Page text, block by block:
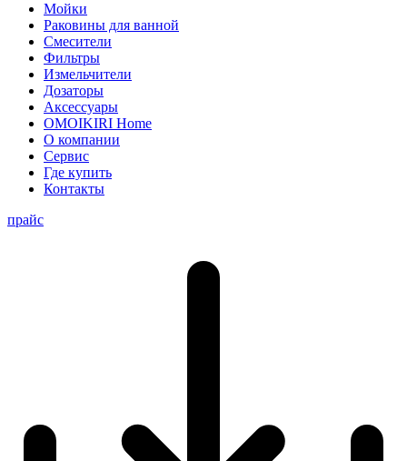
Мойки
Раковины для ванной
Смесители
Фильтры
Измельчители
Дозаторы
Аксессуары
OMOIKIRI Home
О компании
Сервис
Где купить
Контакты
прайс